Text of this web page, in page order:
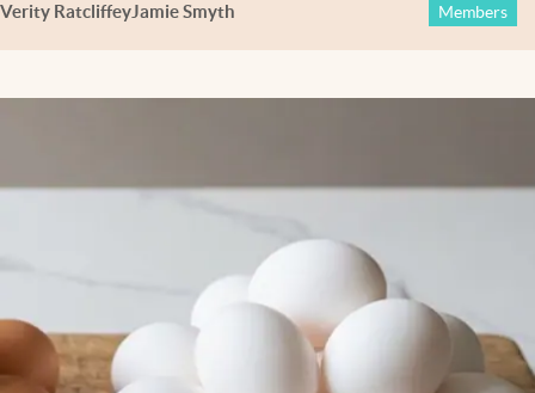
Verity RatcliffeyJamie Smyth Members